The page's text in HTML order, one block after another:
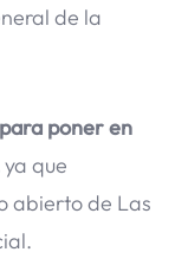
de la
poner en
ya que
abierto de Las